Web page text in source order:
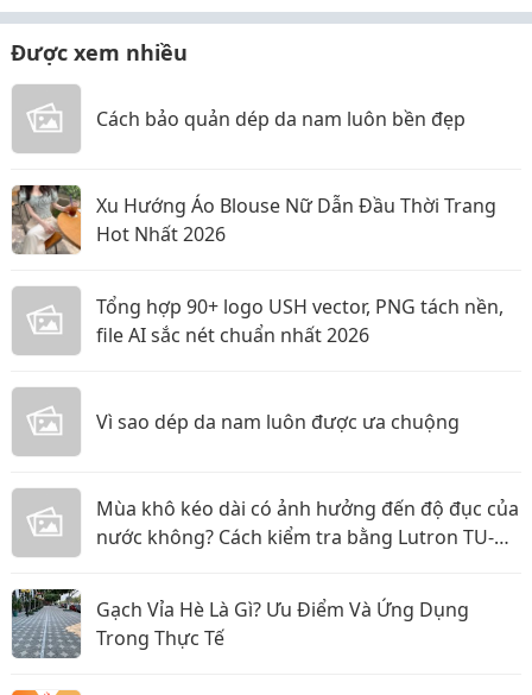
Được xem nhiều
Cách bảo quản dép da nam luôn bền đẹp
Xu Hướng Áo Blouse Nữ Dẫn Đầu Thời Trang
Hot Nhất 2026
Tổng hợp 90+ logo USH vector, PNG tách nền,
file AI sắc nét chuẩn nhất 2026
Vì sao dép da nam luôn được ưa chuộng
Mùa khô kéo dài có ảnh hưởng đến độ đục của
nước không? Cách kiểm tra bằng Lutron TU-
Gạch Vỉa Hè Là Gì? Ưu Điểm Và Ứng Dụng
Trong Thực Tế